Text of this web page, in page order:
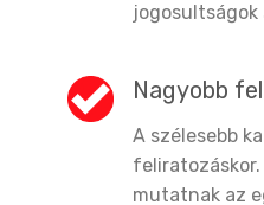
jogosultságok
Nagyobb
A szélesebb
feliratozáskor.
mutatnak az